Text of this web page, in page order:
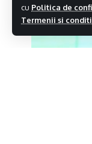
cu Politica de
Termenii si